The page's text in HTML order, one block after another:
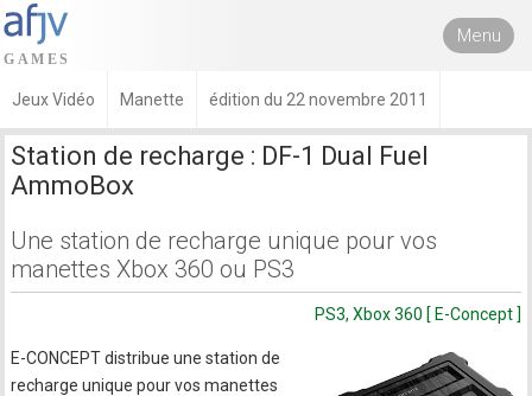
Menu
Jeux Vidéo Manette édition du 22 novembre 2011
Station de recharge : DF-1 Dual Fuel
AmmoBox
Une station de recharge unique pour vos
manettes Xbox 360 ou PS3
PS3, Xbox 360 [ E-Concept ]
E-CONCEPT distribue une station de
recharge unique pour vos manettes